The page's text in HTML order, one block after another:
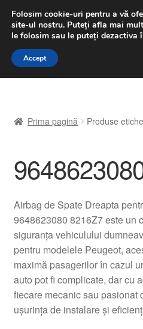
LIVRARE de la 33 lei
luni-vineri 9 a.m. - 4
Sari
Sari
A lua legatura
Contul meu
Despre noi
Finalizare comandă
Livrare
Livrare în toată lumea
Prima pagină Produse
Airbag de Spate Dreapta
9648623080 8216Z7 este un
siguranța vehiculului
pentru modelele Peugeot,
maximă pasagerilor în cazul
auto pot fi complicate, dar cu
fiecare mecanic sau pasionat
ușurința de instalare și
Folosim cookie-uri pentru a vă
site-ul nostru. Puteți afla mai
le folosim sau le puteți dezactiva
Accept